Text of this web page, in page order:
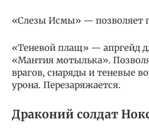
«Слезы Исмы» — позволяет
«Теневой плащ» — апргейд
«Мантия мотылька».
врагов, снаряды и теневые
урона. Перезаряжается.
Драконий солдат